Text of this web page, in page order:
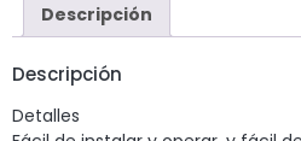
Descripción
Descripción
Detalles